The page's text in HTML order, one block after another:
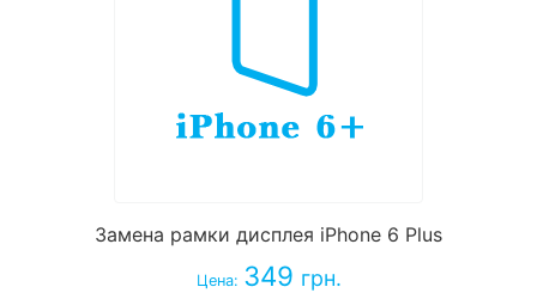
Замена рамки дисплея iPhone 6 Plus
Цена: 349 грн.